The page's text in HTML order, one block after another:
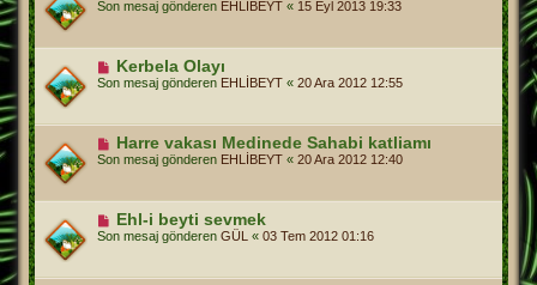
Son mesaj gönderen EHLİBEYT « 15 Eyl 2013 19:33
Kerbela Olayı
Son mesaj gönderen EHLİBEYT « 20 Ara 2012 12:55
Harre vakası Medinede Sahabi katliamı
Son mesaj gönderen EHLİBEYT « 20 Ara 2012 12:40
Ehl-i beyti sevmek
Son mesaj gönderen GÜL « 03 Tem 2012 01:16